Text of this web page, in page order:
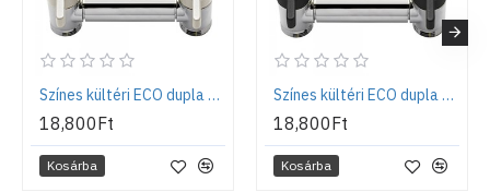
Színes kültéri ECO dupla csaptelep - Fehér
18,800Ft
Kosárba
Színes kültéri ECO dupla csaptelep - Fekete
18,800Ft
Kosárba